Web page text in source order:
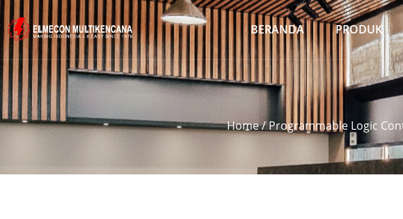
BERANDA PRODUK
Home/Programmable Logic